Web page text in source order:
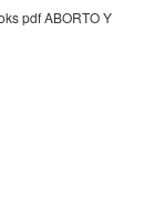
pdf ABORTO Y